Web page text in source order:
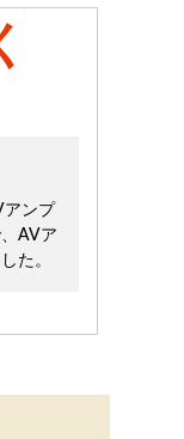
ンプ
AVア
た。